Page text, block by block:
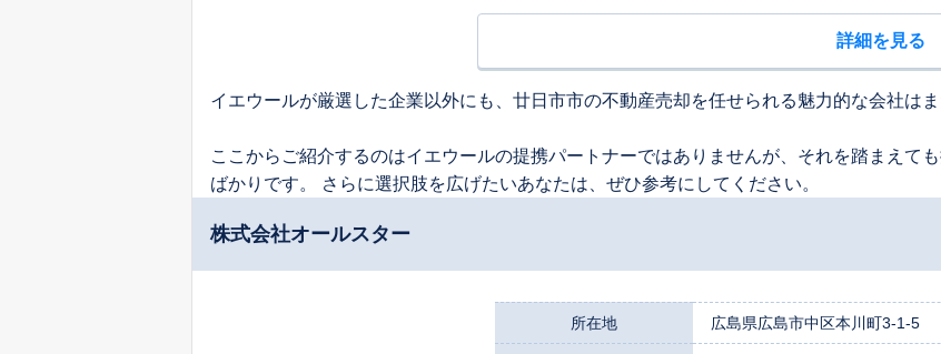
詳細を見る
イエウールが厳選した企業以外にも、廿日市市の不動産売却を任せられる魅力的な会社はま
ここからご紹介するのはイエウールの提携パートナーではありませんが、それを踏まえて
ばかりです。 さらに選択肢を広げたいあなたは、ぜひ参考にしてください。
株式会社オールスター
所在地 広島県広島市中区本川町3-1-5